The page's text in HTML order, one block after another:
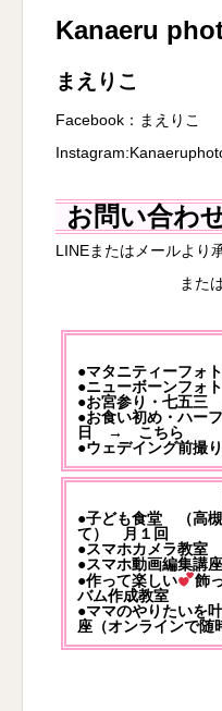
Kanaeru
まえりこ
Facebook： まえりこ
Instagram:
お問い合わ
LINEまたはメールより
また
●マタニティーフ
●ニューボーンフ
●お宮参り・七五
●お食い初め・ハー
日 → こちら
●ウェデイング前
●子ども食堂 （高
て） 月１回
●スマホカメラ教室
●スマホ動画編集講座
●作って楽しい
飾
バム作成教室
●ママのやりたいを
座（オンラインで随